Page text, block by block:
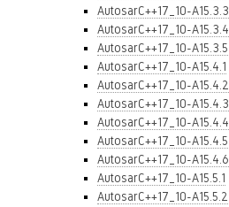
AutosarC++17_10-A15.3.3
AutosarC++17_10-A15.3.4
AutosarC++17_10-A15.3.5
AutosarC++17_10-A15.4.1
AutosarC++17_10-A15.4.2
AutosarC++17_10-A15.4.3
AutosarC++17_10-A15.4.4
AutosarC++17_10-A15.4.5
AutosarC++17_10-A15.4.6
AutosarC++17_10-A15.5.1
AutosarC++17_10-A15.5.2